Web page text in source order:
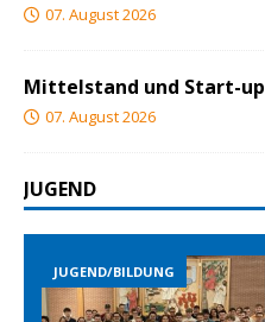
07. August 2026
Mittelstand und Start-
07. August 2026
JUGEND
JUGEND/BILDUNG